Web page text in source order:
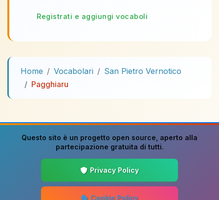
Registrati e aggiungi vocaboli
Home Vocabolari
San Pietro Vernotico
Pagghiaru
Questo sito è un progetto open source , aperto alla
partecipazione gratuita di tutti.
Privacy Policy
Cookie Policy